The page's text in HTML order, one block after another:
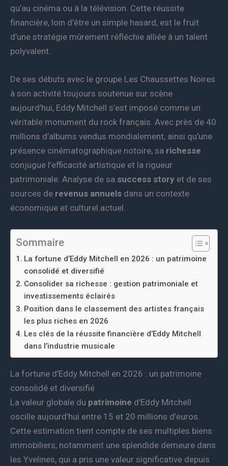
qu’au cinéma ou à la télévision. Cette réussite
financière, loin d’être un simple hasard, est le fruit
d’une stratégie mûrement réfléchie alliée à un talent
polyvalent.
De ses débuts avec le groupe Les Chaussettes Noires
à son activité toujours soutenue sur scène
aujourd’hui, Eddy Mitchell s’est imposé comme un
véritable monument du rock français. Avec près de 40
millions d’albums vendus mondialement, ainsi qu’une
présence cinématographique notoire, sa richesse
conjugue l’efficacité artistique et la rigueur
patrimoniale. Analyse de sa success story et de ses
sources de revenus annuels dans un contexte
économique et culturel actuel.
Sommaire
La fortune d’Eddy Mitchell en 2026 : un patrimoine
consolidé et diversifié
Consolider sa richesse : gestion patrimoniale et
investissements éclairés
Position dans le classement des artistes français
les plus riches en 2026
Les clés de la réussite financière d’Eddy Mitchell
dans l’industrie musicale
La fortune d’Eddy Mitchell en 2026 : un patrimoine
consolidé et diversifié
La valeur globale du patrimoine d’Eddy Mitchell
oscille aujourd’hui entre 15 et 20 millions d’euros.
Cette estimation tient compte de ses multiples biens
immobiliers, notamment une splendide demeure dans
les Yvelines, qui a pris une valeur significative depuis